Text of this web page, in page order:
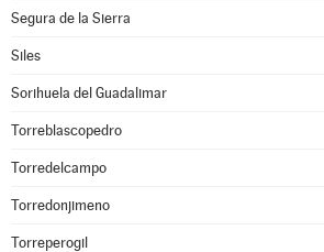
Segura de la Sierra
Siles
Sorihuela del Guadalimar
Torreblascopedro
Torredelcampo
Torredonjimeno
Torreperogil